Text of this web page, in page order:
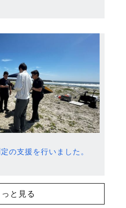
の支援を行いました。
っと見る